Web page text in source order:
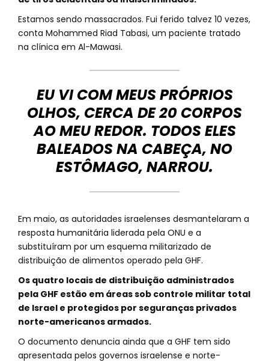
Estamos sendo massacrados. Fui ferido talvez 10 vezes,
conta Mohammed Riad Tabasi, um paciente tratado
na clínica em Al-Mawasi.
EU VI COM MEUS PRÓPRIOS
OLHOS, CERCA DE 20 CORPOS
AO MEU REDOR. TODOS ELES
BALEADOS NA CABEÇA, NO
ESTÔMAGO, NARROU.
Em maio, as autoridades israelenses desmantelaram a
resposta humanitária liderada pela ONU e a
substituíram por um esquema militarizado de
distribuição de alimentos operado pela GHF.
Os quatro locais de distribuição administrados
pela GHF estão em áreas sob controle militar total
de Israel e protegidos por seguranças privados
norte-americanos armados.
O documento denuncia ainda que a GHF tem sido
apresentada pelos governos israelense e norte-